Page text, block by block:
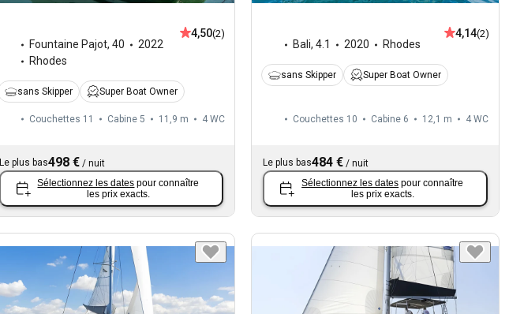
Fountaine Pajot, 40
2022
Rhodes
4,50(2)
sans Skipper Super Boat Owner
Couchettes 11 Cabine 5 11,9 m 4 WC
Le plus bas498 €/ nuit
Sélectionnez les dates pour connaître
les prix exacts.
Bali,4.1 2020 Rhodes
4,14(2)
sans Skipper Super Boat Owner
Couchettes 10 Cabine 6 12,1 m 4 WC
Le plus bas484 € /nuit
Sélectionnez les dates pour connaître
les prix exacts.